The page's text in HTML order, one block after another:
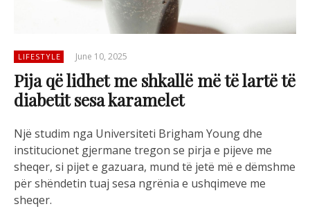
LIFESTYLE June 10, 2025
Pija që lidhet me shkallë më të lartë të
diabetit sesa karamelet
Një studim nga Universiteti Brigham Young dhe
institucionet gjermane tregon se pirja e pijeve me
sheqer, si pijet e gazuara, mund të jetë më e dëmshme
për shëndetin tuaj sesa ngrënia e ushqimeve me
sheqer.